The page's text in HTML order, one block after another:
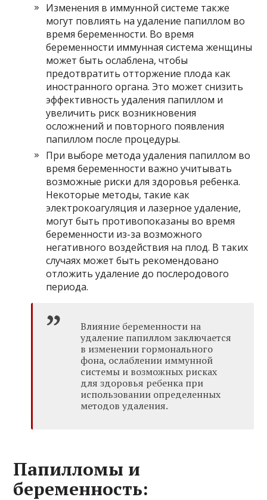
Изменения в иммунной системе также
могут повлиять на удаление папиллом во
время беременности. Во время
беременности иммунная система женщины
может быть ослаблена, чтобы
предотвратить отторжение плода как
иностранного органа. Это может снизить
эффективность удаления папиллом и
увеличить риск возникновения
осложнений и повторного появления
папиллом после процедуры.
При выборе метода удаления папиллом во
время беременности важно учитывать
возможные риски для здоровья ребенка.
Некоторые методы, такие как
электрокоагуляция и лазерное удаление,
могут быть противопоказаны во время
беременности из-за возможного
негативного воздействия на плод. В таких
случаях может быть рекомендовано
отложить удаление до послеродового
периода.
Влияние беременности на
удаление папиллом заключается
в изменении гормонального
фона, ослаблении иммунной
системы и возможных рисках
для здоровья ребенка при
использовании определенных
методов удаления.
Папилломы и
беременность: